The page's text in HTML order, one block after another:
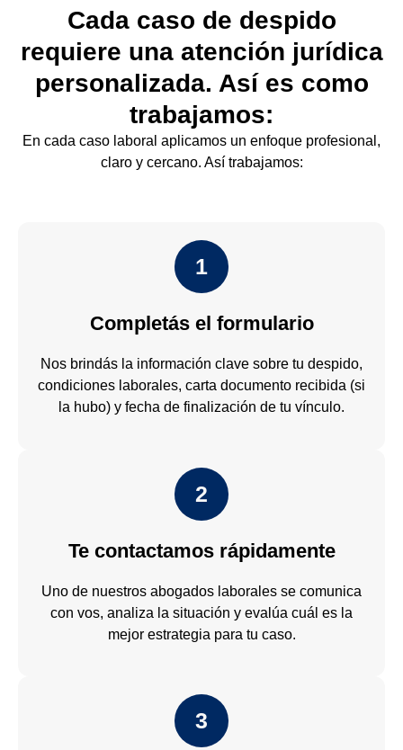
Cada caso de despido
requiere una atención jurídica
personalizada. Así es como
trabajamos:
En cada caso laboral aplicamos un enfoque profesional,
claro y cercano. Así trabajamos:
1
Completás el formulario
Nos brindás la información clave sobre tu despido,
condiciones laborales, carta documento recibida (si
la hubo) y fecha de finalización de tu vínculo.
2
Te contactamos rápidamente
Uno de nuestros abogados laborales se comunica
con vos, analiza la situación y evalúa cuál es la
mejor estrategia para tu caso.
3